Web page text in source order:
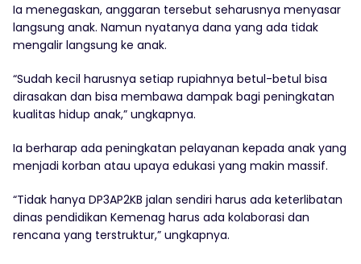
Ia menegaskan, anggaran tersebut seharusnya menyasar
langsung anak. Namun nyatanya dana yang ada tidak
mengalir langsung ke anak.
“Sudah kecil harusnya setiap rupiahnya betul-betul bisa
dirasakan dan bisa membawa dampak bagi peningkatan
kualitas hidup anak,” ungkapnya.
Ia berharap ada peningkatan pelayanan kepada anak yang
menjadi korban atau upaya edukasi yang makin massif.
“Tidak hanya DP3AP2KB jalan sendiri harus ada keterlibatan
dinas pendidikan Kemenag harus ada kolaborasi dan
rencana yang terstruktur,” ungkapnya.